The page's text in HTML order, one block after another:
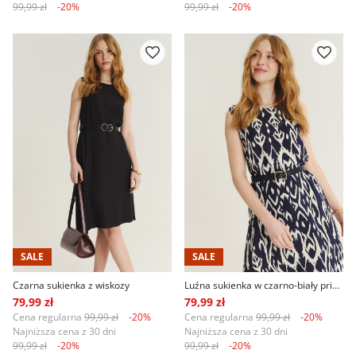
99,99 zł
-20%
99,99 zł
-20%
SALE
Czarna sukienka z wiskozy
79,99 zł
Cena regularna 99,99 zł
-20%
Najniższa cena z 30 dni
99,99 zł
-20%
SALE
Luźna sukienka w czarno-biały print etno
79,99 zł
Cena regularna 99,99 zł
-20%
Najniższa cena z 30 dni
99,99 zł
-20%